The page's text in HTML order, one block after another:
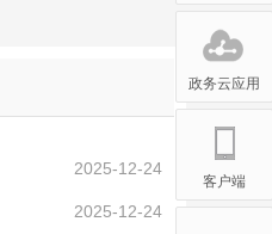
2025-12-24
2025-12-24
政务云应用
客户端